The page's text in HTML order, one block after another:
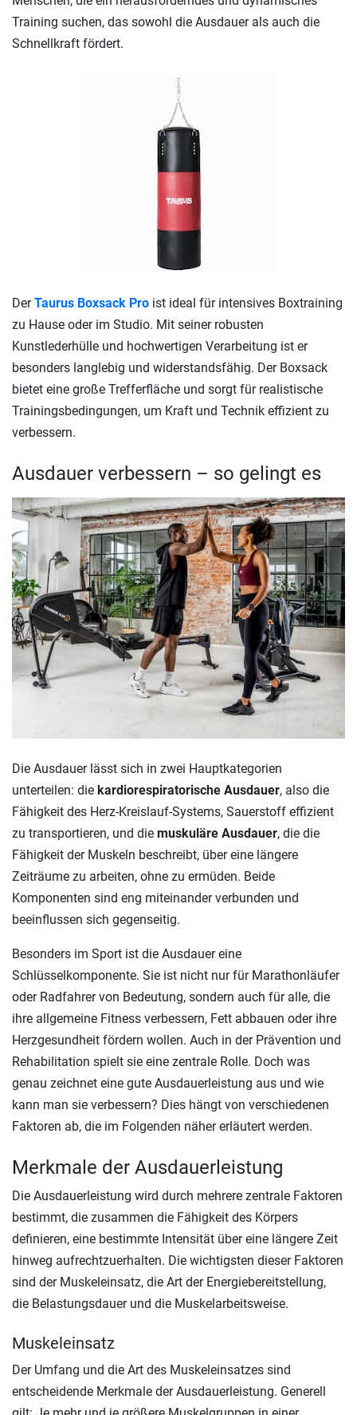
Training suchen, das sowohl die Ausdauer als auch die
Schnellkraft fördert.
DerTaurus Boxsack Pro ist ideal für intensives Boxtraining
zu Hause oder im Studio. Mit seiner robusten
Kunstlederhülle und hochwertigen Verarbeitung ist er
besonders langlebig und widerstandsfähig. Der Boxsack
bietet eine große Trefferfläche und sorgt für realistische
Trainingsbedingungen, um Kraft und Technik effizient zu
verbessern.
Ausdauer verbessern – so gelingt es
Die Ausdauer lässt sich in zwei Hauptkategorien
unterteilen: die kardiorespiratorische Ausdauer, also die
Fähigkeit des Herz-Kreislauf-Systems, Sauerstoff effizient
zu transportieren, und die muskuläre Ausdauer, die die
Fähigkeit der Muskeln beschreibt, über eine längere
Zeiträume zu arbeiten, ohne zu ermüden. Beide
Komponenten sind eng miteinander verbunden und
beeinflussen sich gegenseitig.
Besonders im Sport ist die Ausdauer eine
Schlüsselkomponente. Sie ist nicht nur für Marathonläufer
oder Radfahrer von Bedeutung, sondern auch für alle, die
ihre allgemeine Fitness verbessern, Fett abbauen oder ihre
Herzgesundheit fördern wollen. Auch in der Prävention und
Rehabilitation spielt sie eine zentrale Rolle. Doch was
genau zeichnet eine gute Ausdauerleistung aus und wie
kann man sie verbessern? Dies hängt von verschiedenen
Faktoren ab, die im Folgenden näher erläutert werden.
Merkmale der Ausdauerleistung
Die Ausdauerleistung wird durch mehrere zentrale Faktoren
bestimmt, die zusammen die Fähigkeit des Körpers
definieren, eine bestimmte Intensität über eine längere Zeit
hinweg aufrechtzuerhalten. Die wichtigsten dieser Faktoren
sind der Muskeleinsatz, die Art der Energiebereitstellung,
die Belastungsdauer und die Muskelarbeitsweise.
Muskeleinsatz
Der Umfang und die Art des Muskeleinsatzes sind
entscheidende Merkmale der Ausdauerleistung. Generell